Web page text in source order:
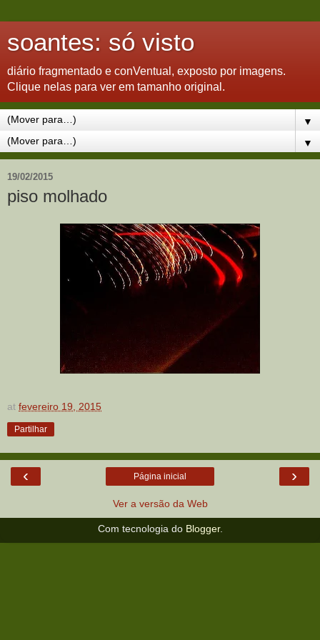
soantes: só visto
diário fragmentado e conVentual, exposto por imagens.
Clique nelas para ver em tamanho original.
▼
▼
19/02/2015
piso molhado
at fevereiro 19, 2015
Partilhar
‹ ›
Página inicial
Ver a versão da Web
Com tecnologia do Blogger.